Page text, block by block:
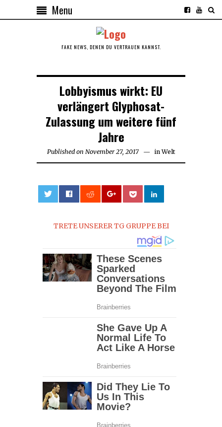
Menu
FAKE NEWS, DENEN DU VERTRAUEN KANNST.
Lobbyismus wirkt: EU
verlängert Glyphosat-
Zulassung um weitere fünf
Jahre
Published on November 27, 2017November
in Welt
TRETE UNSERER TG GRUPPE BEI